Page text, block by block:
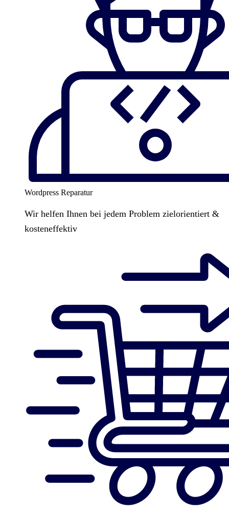
Wordpress Reparatur
Wir helfen Ihnen bei jedem Problem zielorientiert &
kosteneffektiv